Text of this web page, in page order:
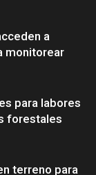
a
monitorear
para labores
forestales
terreno para